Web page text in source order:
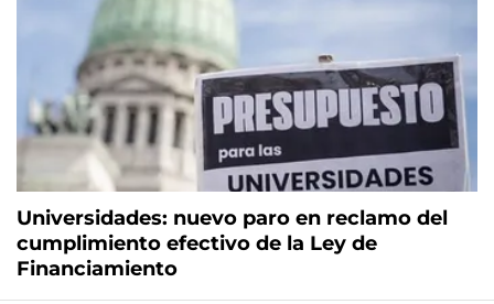
Universidades: nuevo paro en reclamo del
cumplimiento efectivo de la Ley de
Financiamiento